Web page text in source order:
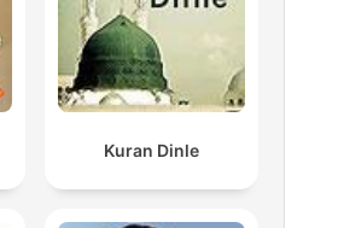
Kuran Dinle